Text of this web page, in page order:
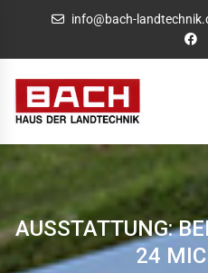
info@bach-
AUSSTATTUNG:
24